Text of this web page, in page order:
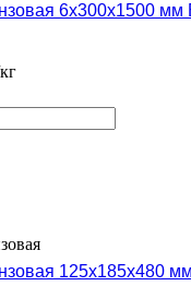
6х300х1500
125х185х480